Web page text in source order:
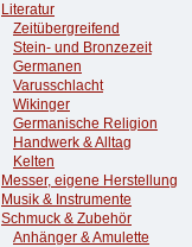
Literatur
Zeitübergreifend
Stein- und Bronzezeit
Germanen
Varusschlacht
Wikinger
Germanische Religion
Handwerk & Alltag
Kelten
Messer, eigene Herstellung
Musik & Instrumente
Schmuck & Zubehör
Anhänger & Amulette